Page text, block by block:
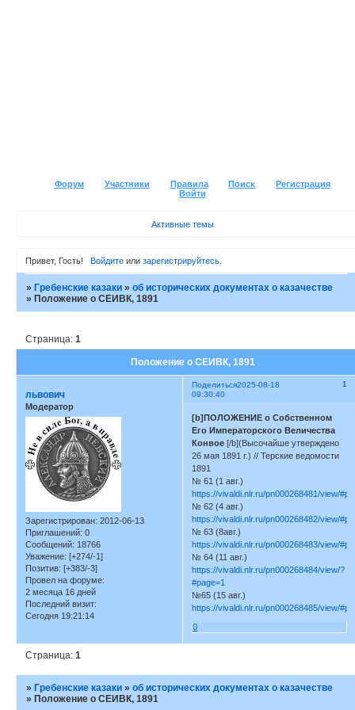
Форум Участники Правила Поиск
Регистрация
Войти
Активные темы
Привет, Гость! Войдитеили зарегистрируйтесь.
»Гребенские казаки »об исторических документах о казачестве
»Положение о СЕИВК, 1891
Положение о СЕИВК, 1891
Страница:1
Поделиться 1
2025-08-18
09:30:40
львович
Модератор
Зарегистрирован: 2012-06-13
Приглашений: 0
Сообщений: 18766
Уважение: [+274/-1]
Позитив: [+383/-3]
Провел на форуме:
2 месяца 16 дней
Последний визит:
Сегодня 19:21:14
[b]ПОЛОЖЕНИЕ о Собственном
Его Императорского Величества
Конвое[/b](Высочайше утверждено
26 мая 1891 г.) // Терские ведомости
1891
№ 61 (1 авг.)
https://vivaldi.nlr.ru/pn000268481/view/
№ 62 (4 авг.)
https://vivaldi.nlr.ru/pn000268482/view/
№ 63 (8авг.)
https://vivaldi.nlr.ru/pn000268483/view/
№ 64 (11 авг.)
https://vivaldi.nlr.ru/pn000268484/view/?
#page=1
№65 (15 авг.)
https://vivaldi.nlr.ru/pn000268485/view/
0
Страница:1
» Гребенские казаки »об исторических документах о казачестве
» Положение о СЕИВК, 1891